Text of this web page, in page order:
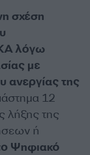
σχέση
λόγω
με
ανεργίας της
12
λήξης της
ή
Ψηφιακό